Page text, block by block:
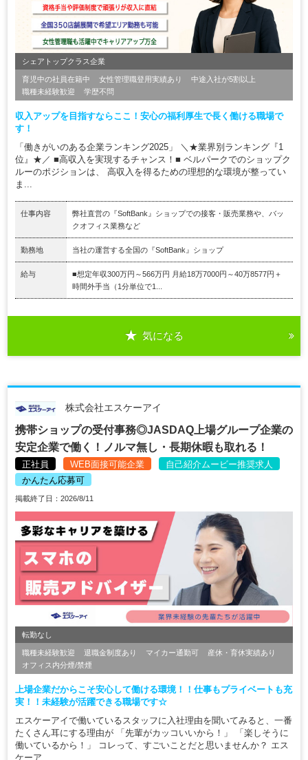
シェアトップクラス企業
育児中の社員在籍中 女性管理職登用実績あり
中途入社が5割以上
職種未経験歓迎
学歴不問
収入アップを目指すならここ！安心の福利厚生で長く働ける職場で
す！
「働きがいのある企業ランキング2025」 ＼★業界別ランキング『1
位』★／ ■高収入を実現するチャンス！■ ベルパークでのショップク
ルーのポジションは、 高収入を得るための理想的な環境が整ってい
ま...
仕事内容
弊社直営の『SoftBank』ショップでの接客・販売業務や、バッ
クオフィス業務など
勤務地 当社の運営する全国の『SoftBank』ショップ
給与
■想定年収300万円～566万円 月給18万7000円～40万8577円＋
時間外手当（1分単位で1...
気になる
株式会社エスケーアイ
携帯ショップの受付事務◎JASDAQ上場グループ企業の
安定企業で働く！ノルマ無し・長期休暇も取れる！
正社員 WEB面接可能企業
自己紹介ムービー推奨求人
かんたん応募可
掲載終了日：2026/8/11
転勤なし
職種未経験歓迎 退職金制度あり マイカー通勤可
産休・育休実績あり
オフィス内分煙/禁煙
上場企業だからこそ安心して働ける環境！！仕事もプライベートも充
実！！未経験が活躍できる職場です☆
エスケーアイで働いているスタッフに入社理由を聞いてみると、一番
たくさん耳にする理由が 「先輩がカッコいいから！」 「楽しそうに
働いているから！」 コレって、すごいことだと思いませんか？ エス
ケーア...